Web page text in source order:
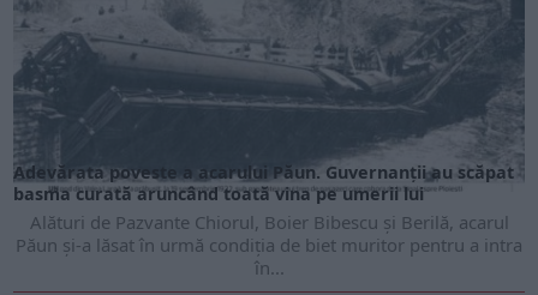
Adevărata poveste a acarului Păun. Guvernanții au scăpat
basma curată aruncând toată vina pe umerii lui
Alături de Pazvante Chiorul, Boier Bibescu și Berilă, acarul
Păun și-a lăsat în urmă condiția de biet muritor pentru a intra
în...